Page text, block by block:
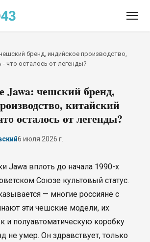
бренд, индийское производство,
- что осталось от легенды?
Jawa: чешский бренд,
китайский
осталось от легенды?
6 июля 2026 г.
Jawa вплоть до начала 1990-х
Союзе культовый статус.
— многие россияне с
эти чешские модели, их
и полуавтоматическую коробку
не умер. Он здравствует, только